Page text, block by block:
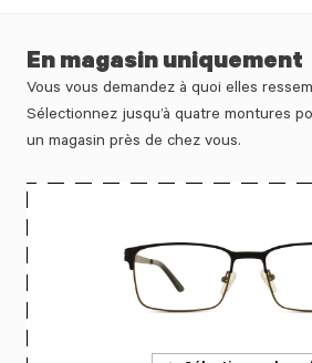
En magasin uniquement
Vous vous demandez à quoi elles
Sélectionnez jusqu’à quatre montures
un magasin près de chez vous.